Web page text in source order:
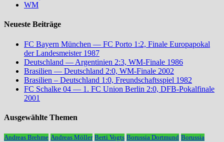
WM
Neueste Beiträge
FC Bayern München — FC Porto 1:2, Finale Europapokal
der Landesmeister 1987
Deutschland — Argentinien 2:3, WM-Finale 1986
Brasilien — Deutschland 2:0, WM-Finale 2002
Brasilien – Deutschland 1:0, Freundschaftsspiel 1982
FC Schalke 04 — 1. FC Union Berlin 2:0, DFB-Pokalfinale
2001
Ausgewählte Themen
Andreas Brehme Andreas Möller Berti Vogts Borussia Dortmund Borussia